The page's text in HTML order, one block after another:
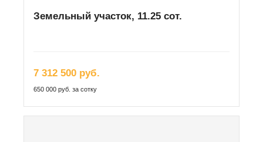
Земельный участок, 11.25 сот.
7 312 500 руб.
650 000 руб. за сотку